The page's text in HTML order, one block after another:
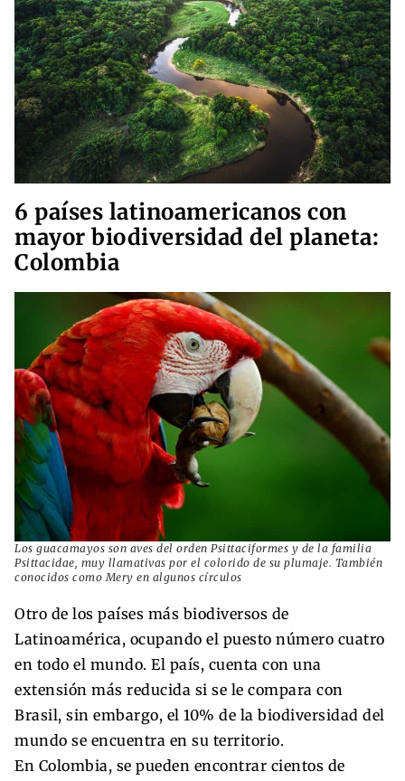
6 países latinoamericanos con
mayor biodiversidad del planeta:
Colombia
Los guacamayos son aves del orden Psittaciformes y de la familia
Psittacidae, muy llamativas por el colorido de su plumaje. También
conocidos como Mery en algunos círculos
Otro de los países más biodiversos de
Latinoamérica, ocupando el puesto número cuatro
en todo el mundo. El país, cuenta con una
extensión más reducida si se le compara con
Brasil, sin embargo, el 10% de la biodiversidad del
mundo se encuentra en su territorio.
En Colombia, se pueden encontrar cientos de